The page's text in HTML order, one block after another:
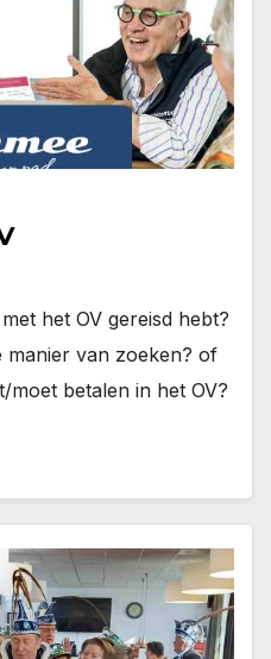
het OV gereisd hebt?
manier van zoeken? of
betalen in het OV?